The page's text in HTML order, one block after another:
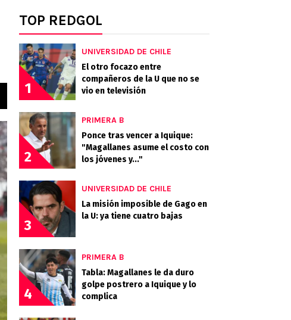
TOP REDGOL
1
UNIVERSIDAD DE CHILE
El otro focazo entre
compañeros de la U que no se
vio en televisión
2
PRIMERA B
Ponce tras vencer a Iquique:
"Magallanes asume el costo con
los jóvenes y..."
3
UNIVERSIDAD DE CHILE
La misión imposible de Gago en
la U: ya tiene cuatro bajas
4
PRIMERA B
Tabla: Magallanes le da duro
golpe postrero a Iquique y lo
complica